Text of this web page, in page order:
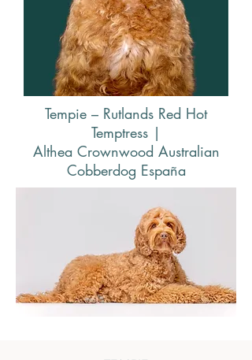
Tempie – Rutlands Red Hot
Temptress |
Althea Crownwood Australian
Cobberdog España